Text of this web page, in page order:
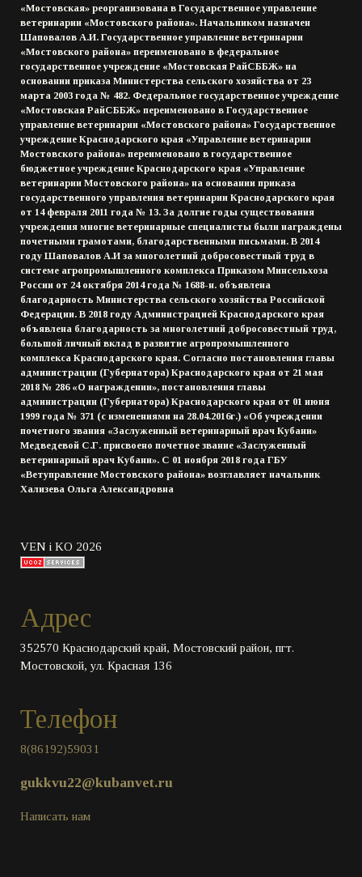
«Мостовская» реорганизована в Государственное управление
ветеринарии «Мостовского района». Начальником назначен
Шаповалов А.И. Государственное управление ветеринарии
«Мостовского района» переименовано в федеральное
государственное учреждение «Мостовская РайСББЖ» на
основании приказа Министерства сельского хозяйства от 23
марта 2003 года № 482. Федеральное государственное учреждение
«Мостовская РайСББЖ» переименовано в Государственное
управление ветеринарии «Мостовского района» Государственное
учреждение Краснодарского края «Управление ветеринарии
Мостовского района» переименовано в государственное
бюджетное учреждение Краснодарского края «Управление
ветеринарии Мостовского района» на основании приказа
государственного управления ветеринарии Краснодарского края
от 14 февраля 2011 года № 13. За долгие годы существования
учреждения многие ветеринарные специалисты были награждены
почетными грамотами, благодарственными письмами. В 2014
году Шаповалов А.И за многолетний добросовестный труд в
системе агропромышленного комплекса Приказом Минсельхоза
России от 24 октября 2014 года № 1688-н. объявлена
благодарность Министерства сельского хозяйства Российской
Федерации. В 2018 году Администрацией Краснодарского края
объявлена благодарность за многолетний добросовестный труд,
большой личный вклад в развитие агропромышленного
комплекса Краснодарского края. Согласно постановления главы
администрации (Губернатора) Краснодарского края от 21 мая
2018 № 286 «О награждении», постановления главы
администрации (Губернатора) Краснодарского края от 01 июня
1999 года № 371 (с изменениями на 28.04.2016г.) «Об учреждении
почетного звания «Заслуженный ветеринарный врач Кубани»
Медведевой С.Г. присвоено почетное звание «Заслуженный
ветеринарный врач Кубани». С 01 ноября 2018 года ГБУ
«Ветуправление Мостовского района» возглавляет начальник
Хализева Ольга Александровна
VEN i KO 2026
Адрес
352570 Краснодарский край, Мостовский район, пгт.
Мостовской, ул. Красная 136
Телефон
8(86192)59031
gukkvu22@kubanvet.ru
Написать нам